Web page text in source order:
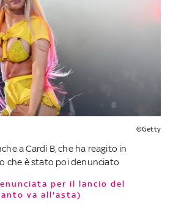
©Getty
a Cardi B, che ha reagito in
che è stato poi denunciato
va all'asta)